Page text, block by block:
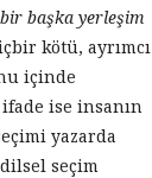
başka yerleşim
kötü, ayrımcı
içinde
ise insanın
yazarda
seçim